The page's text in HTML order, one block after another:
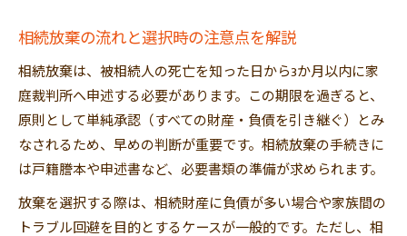
相続放棄の流れと選択時の注意点を解説
相続放棄は、被相続人の死亡を知った日から3か月以内に家
庭裁判所へ申述する必要があります。この期限を過ぎると、
原則として単純承認（すべての財産・負債を引き継ぐ）とみ
なされるため、早めの判断が重要です。相続放棄の手続きに
は戸籍謄本や申述書など、必要書類の準備が求められます。
放棄を選択する際は、相続財産に負債が多い場合や家族間の
トラブル回避を目的とするケースが一般的です。ただし、相